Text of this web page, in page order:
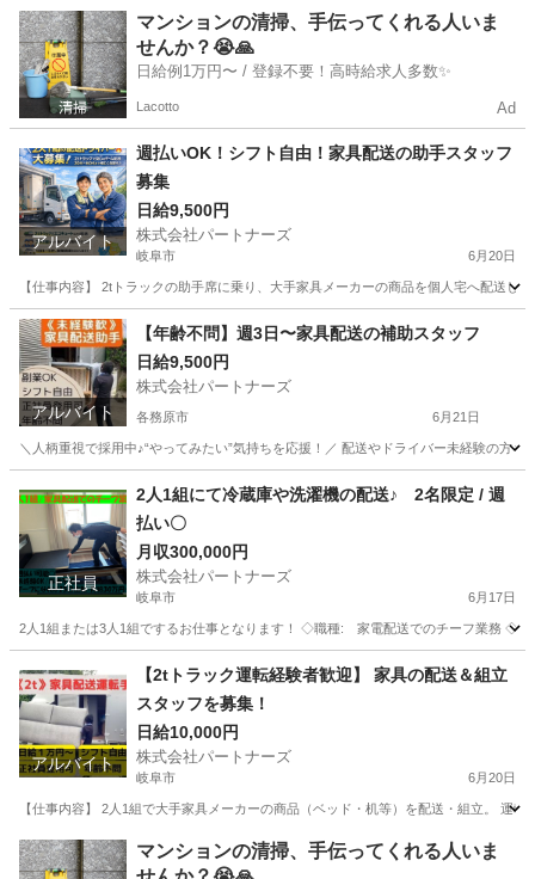
岐阜 岐阜市 配送
マンションの清掃、手伝ってくれる人いま
せんか？😭🙏
日給例1万円〜 / 登録不要！高時給求人多数✨
Lacotto Ad
アルバイト
週払いOK！シフト自由！家具配送の助手スタッフ
募集
日給9,500円
株式会社パートナーズ
岐阜市 6月20日
【仕事内容】 2tトラックの助手席に乗り、大手家具メーカーの商品を個人宅へ配送
岐阜 岐阜市 配送 スタッフ
アルバイト
【年齢不問】週3日〜家具配送の補助スタッフ
日給9,500円
株式会社パートナーズ
各務原市 6月21日
＼人柄重視で採用中♪“やってみたい”気持ちを応援！／ 配送やドライバー未経験の方
配送 スタッフ
正社員
2人1組にて冷蔵庫や洗濯機の配送♪ 2名限定 / 週
払い〇
月収300,000円
株式会社パートナーズ
岐阜市 6月17日
2人1組または3人1組でするお仕事となります！ ◇職種: 家電配送でのチーフ業務 ◇
ドライバー 岐阜 岐阜市 ドライバー
業務
アルバイト
【2tトラック運転経験者歓迎】 家具の配送＆組立
スタッフを募集！
日給10,000円
株式会社パートナーズ
岐阜市 6月20日
【仕事内容】 2人1組で大手家具メーカーの商品（ベッド・机等）を配送・組立。 運
岐阜 岐阜市 配送 岐阜 各務原市 配送 スタッフ
マンションの清掃、手伝ってくれる人いま